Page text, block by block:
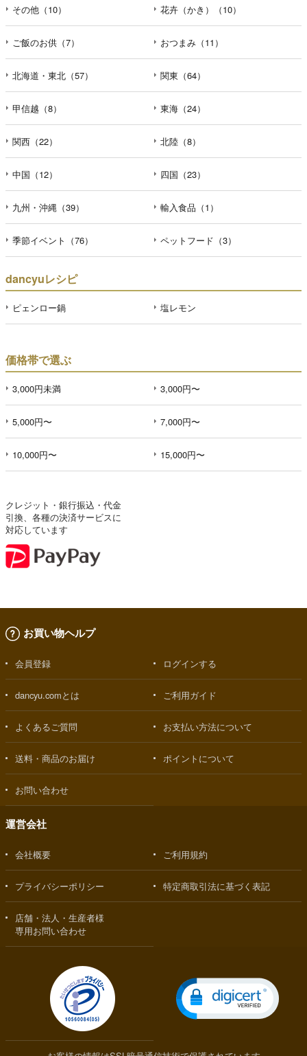
その他（10） 花卉（かき）（10）
ご飯のお供（7） おつまみ（11）
北海道・東北（57） 関東（64）
甲信越（8） 東海（24）
関西（22） 北陸（8）
中国（12） 四国（23）
九州・沖縄（39） 輸入食品（1）
季節イベント（76） ペットフード（3）
dancyuレシピ
ピェンロー鍋 塩レモン
価格帯で選ぶ
3,000円未満 3,000円〜
5,000円〜 7,000円〜
10,000円〜 15,000円〜
クレジット・銀行振込・代金
引換、各種の決済サービスに
対応しています
お買い物ヘルプ
会員登録 ログインする
dancyu.comとは ご利用ガイド
よくあるご質問 お支払い方法について
送料・商品のお届け ポイントについて
お問い合わせ
運営会社
会社概要 ご利用規約
プライバシーポリシー 特定商取引法に基づく表記
店舗・法人・生産者様
専用お問い合わせ